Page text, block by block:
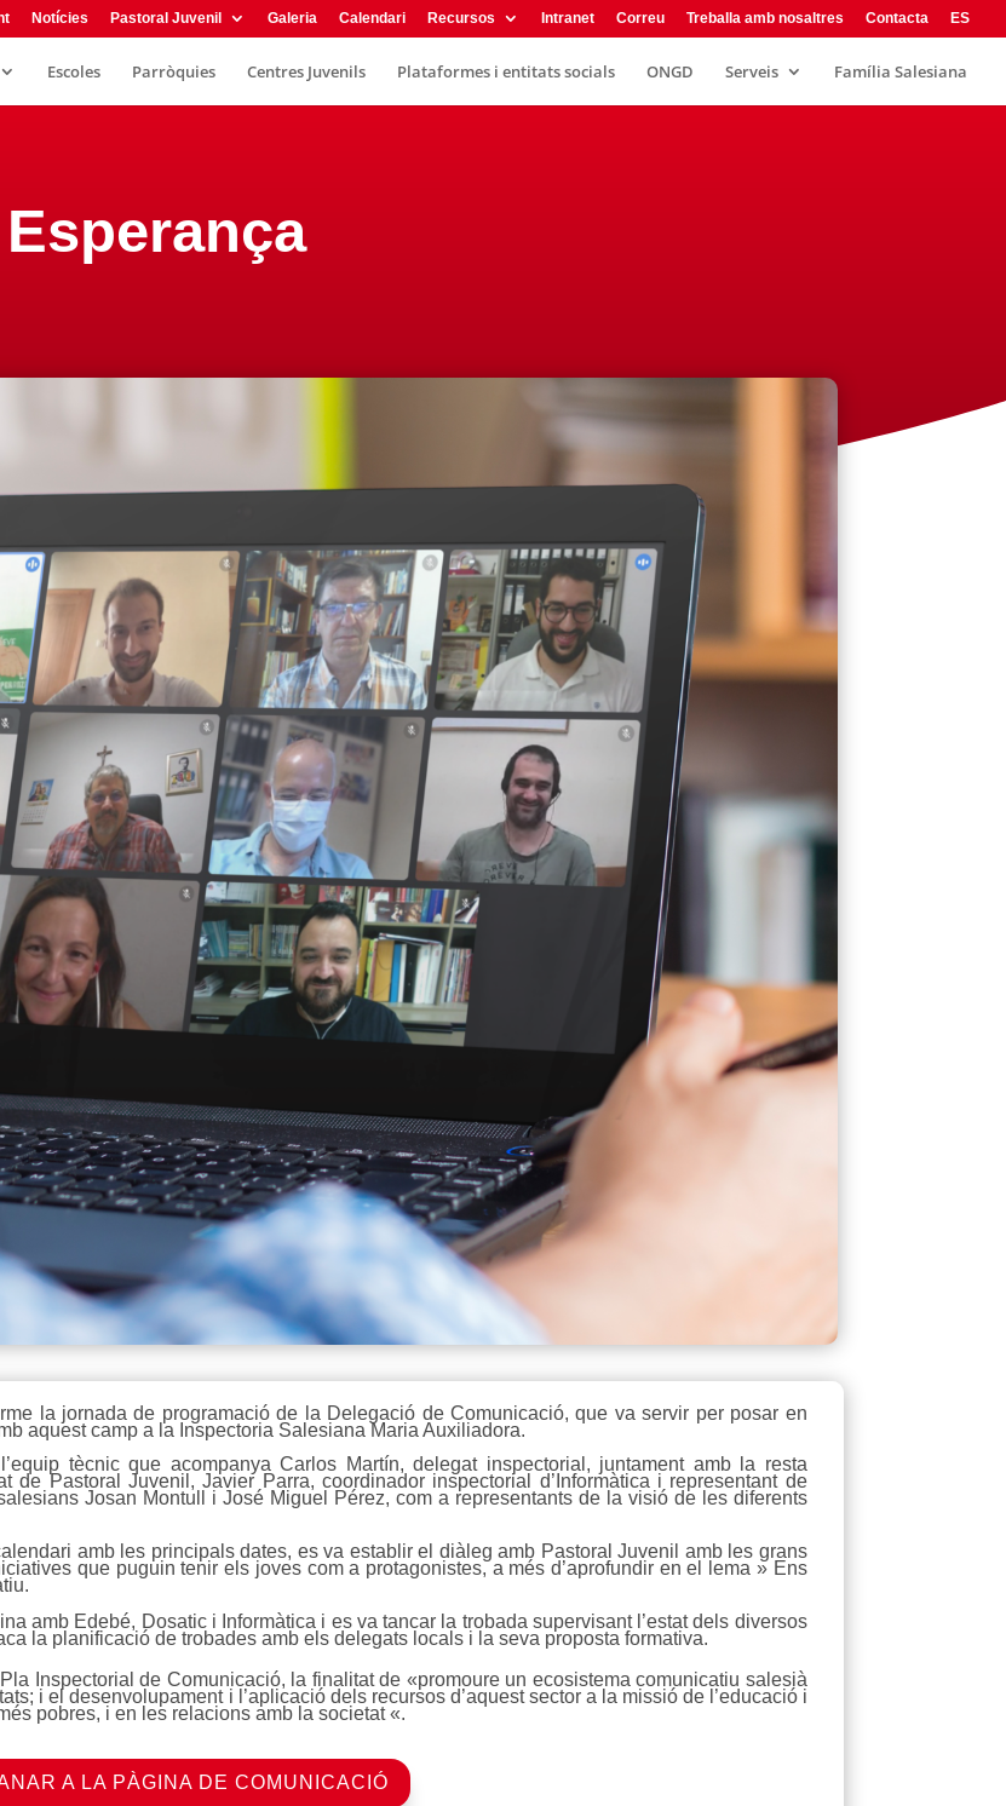
Notícies Pastoral Juvenil Galeria Calendari Recursos Intranet Correu Treballa amb nosaltres Contacta ES
Escoles Parròquies Centres Juvenils Plataformes i entitats socials ONGD Serveis Família Salesiana
la jornada de programació de la Delegació de Comunicació, que va servir per posar en
aquest camp a la Inspectoria Salesiana Maria Auxiliadora.
tècnic que acompanya Carlos Martín, delegat inspectorial, juntament amb la resta
de Pastoral Juvenil, Javier Parra, coordinador inspectorial d’Informàtica i representant de
Josan Montull i José Miguel Pérez, com a representants de la visió de les diferents
amb les principals dates, es va establir el diàleg amb Pastoral Juvenil amb les grans
que puguin tenir els joves com a protagonistes, a més d’aprofundir en el lema » Ens
amb Edebé, Dosatic i Informàtica i es va tancar la trobada supervisant l’estat dels diversos
la planificació de trobades amb els delegats locals i la seva proposta formativa.
Inspectorial de Comunicació, la finalitat de «promoure un ecosistema comunicatiu salesià
i el desenvolupament i l’aplicació dels recursos d’aquest sector a la missió de l’educació i
pobres, i en les relacions amb la societat «.
A LA PÀGINA DE COMUNICACIÓ